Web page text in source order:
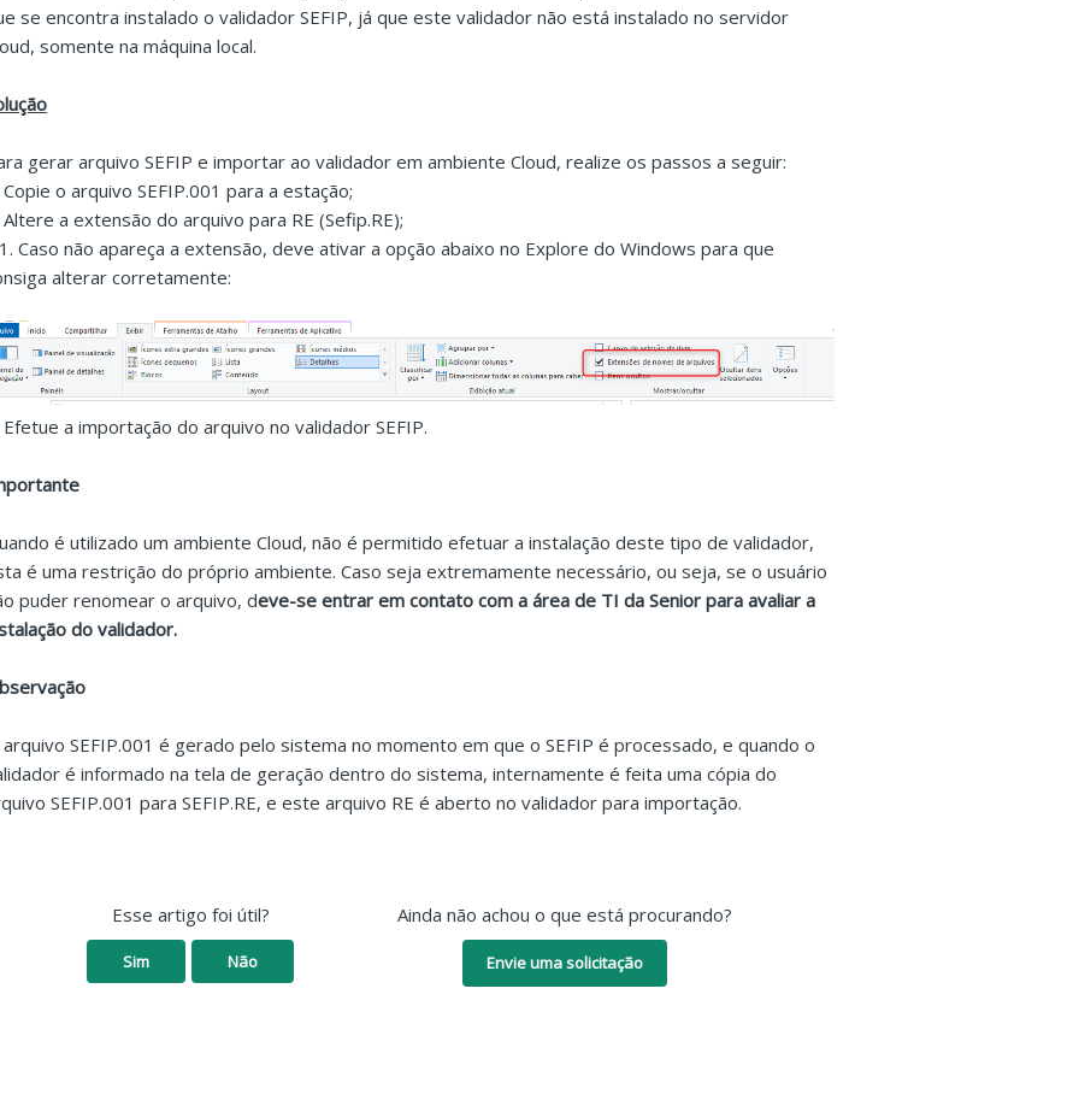
se encontra instalado o validador SEFIP, já que este validador não está instalado no servidor
somente na máquina local.
gerar arquivo SEFIP e importar ao validador em ambiente Cloud, realize os passos a seguir:
Copie o arquivo SEFIP.001 para a estação;
Altere a extensão do arquivo para RE (Sefip.RE);
Caso não apareça a extensão, deve ativar a opção abaixo no Explore do Windows para que
alterar corretamente:
Efetue a importação do arquivo no validador SEFIP.
é utilizado um ambiente Cloud, não é permitido efetuar a instalação deste tipo de validador,
é uma restrição do próprio ambiente. Caso seja extremamente necessário, ou seja, se o usuário
puder renomear o arquivo, deve-se entrar em contato com a área de TI da Senior para avaliar a
do validador.
SEFIP.001 é gerado pelo sistema no momento em que o SEFIP é processado, e quando o
é informado na tela de geração dentro do sistema, internamente é feita uma cópia do
SEFIP.001 para SEFIP.RE, e este arquivo RE é aberto no validador para importação.
Esse artigo foi útil?
Sim Não
Ainda não achou o que está procurando?
Envie uma solicitação